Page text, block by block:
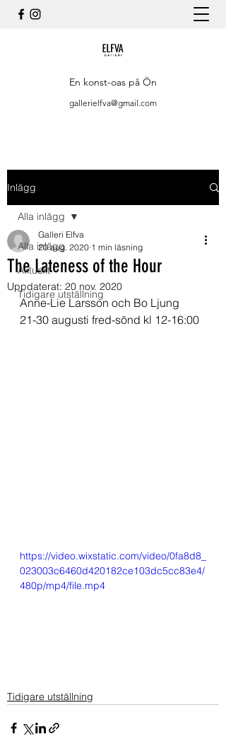
En konst-oas på Ön
gallerielfva@gmail.com
Inlägg
Alla inlägg
Aktuellt
Tidigare utställning
Alla inlägg
The Lateness of the Hour
Galleri Elfva
20 aug. 2020 1 min läsning
Uppdaterat: 20 nov. 2020
Anne-Lie Larsson och Bo Ljung
21-30 augusti fred-sönd kl 12-16:00
https://video.wixstatic.com/video/0fa8d8_
023003c6460d420182ce103dc5cc83e4/
480p/mp4/file.mp4
Tidigare utställning